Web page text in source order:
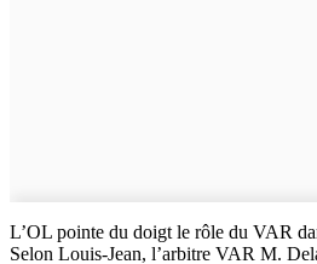
L’OL pointe du doigt le rôle du VAR
Selon Louis-Jean, l’arbitre VAR M.